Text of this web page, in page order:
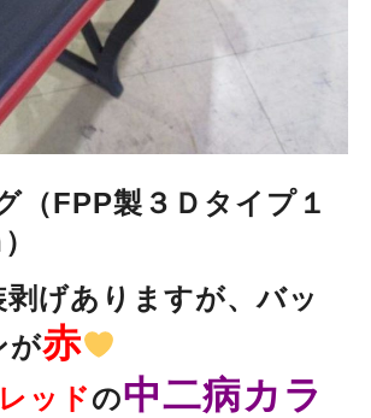
（FPP製３Ｄタイプ１
げありますが、バッ
が赤
レッドの中二病カラ